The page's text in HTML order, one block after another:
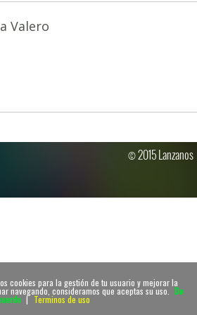
cookies para la gestión de tu usuario y mejorar la
navegando, consideramos que aceptas su uso. De
| Terminos de uso
Valero
© 2015 Lanzanos